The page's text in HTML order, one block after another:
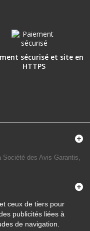
sécurisé et site en
HTTPS
Société des Avis Garantis,
ceux de tiers pour
publicités liées à
de navigation.